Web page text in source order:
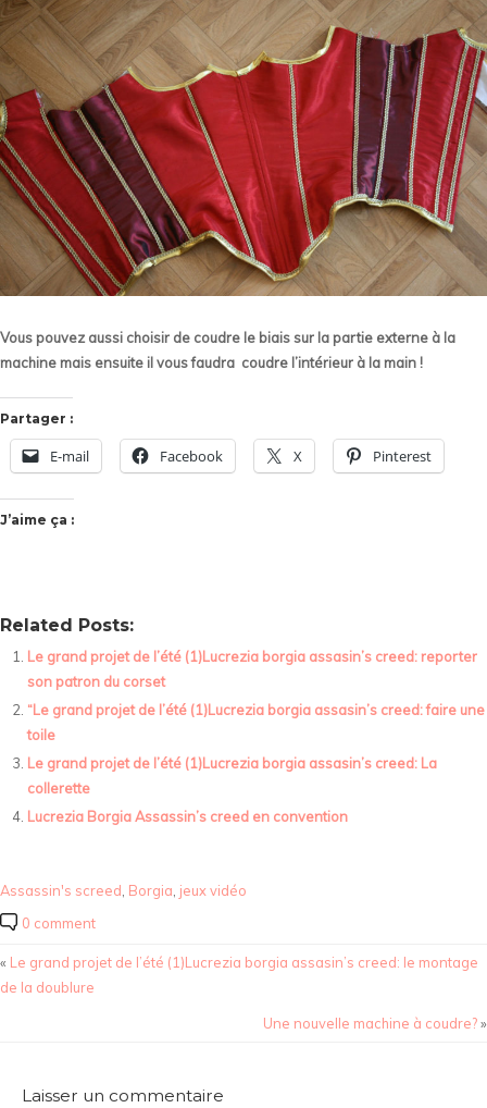
Vous pouvez aussi choisir de coudre le biais sur la partie externe à la
machine mais ensuite il vous faudra coudre l’intérieur à la main !
Partager :
E-mail Facebook X Pinterest
J’aime ça :
Related Posts:
Le grand projet de l’été (1)Lucrezia borgia assasin’s creed: reporter
son patron du corset
“Le grand projet de l’été (1)Lucrezia borgia assasin’s creed: faire une
toile
Le grand projet de l’été (1)Lucrezia borgia assasin’s creed: La
collerette
Lucrezia Borgia Assassin’s creed en convention
Assassin's screed, Borgia, jeux vidéo
0 comment
« Le grand projet de l’été (1)Lucrezia borgia assasin’s creed: le montage
de la doublure
Une nouvelle machine à coudre?»
Laisser un commentaire